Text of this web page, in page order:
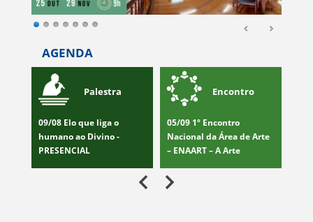
AGENDA
Palestra
09/08 Elo que liga o
humano ao Divino -
PRESENCIAL
Encontro
05/09 1º Encontro
Nacional da Área de Arte
– ENAART – A Arte